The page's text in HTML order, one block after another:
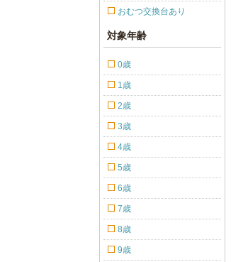
おむつ交換台あり
対象年齢
0歳
1歳
2歳
3歳
4歳
5歳
6歳
7歳
8歳
9歳